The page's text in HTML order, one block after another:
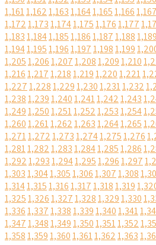
1,1611,1621,1631,1641,1651,1661,167
1,1721,1731,1741,1751,1761,177
1,1831,1841,1851,1861,1871,1881,189
1,1941,1951,1961,1971,1981,199
1,2051,2061,2071,2081,2091,210
1,2161,2171,2181,2191,2201,221
1,2271,2281,2291,2301,2311,232
1,2381,2391,2401,2411,2421,243
1,2491,2501,2511,2521,2531,254
1,2601,2611,2621,2631,2641,265
1,2711,2721,2731,2741,2751,276
1,2811,2821,2831,2841,2851,286
1,2921,2931,2941,2951,2961,297
1,3031,3041,3051,3061,3071,308
1,3141,3151,3161,3171,3181,319
1,3251,3261,3271,3281,3291,330
1,3361,3371,3381,3391,3401,341
1,3471,3481,3491,3501,3511,352
1,3581,3591,3601,3611,3621,363